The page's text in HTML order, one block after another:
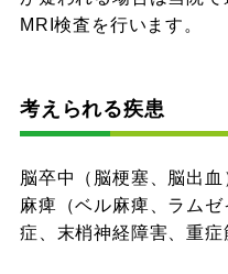
MRI検査を行います。
考えられる疾患
脳卒中（脳梗塞、脳出
麻痺（ベル麻痺、ラム
症、末梢神経障害、重